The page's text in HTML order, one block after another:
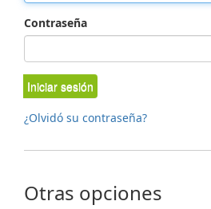
Contraseña
Iniciar sesión
¿Olvidó su contraseña?
Otras opciones